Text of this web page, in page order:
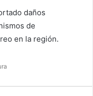
daños
de
en la región.